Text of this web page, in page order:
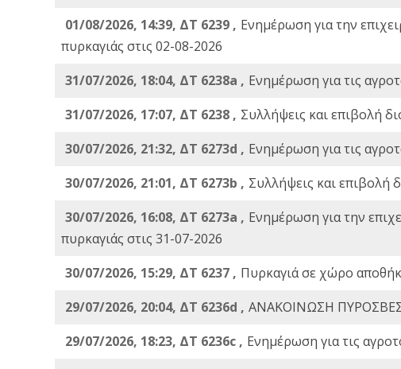
01/08/2026, 14:39, ΔΤ 6239 , Ενημέρωση για την
πυρκαγιάς στις 02-08-2026
31/07/2026, 18:04, ΔΤ 6238a , Ενημέρωση για τις
31/07/2026, 17:07, ΔΤ 6238 , Συλλήψεις και επιβολή
30/07/2026, 21:32, ΔΤ 6273d , Ενημέρωση για τις
30/07/2026, 21:01, ΔΤ 6273b , Συλλήψεις και επιβολή
30/07/2026, 16:08, ΔΤ 6273a , Ενημέρωση για την
πυρκαγιάς στις 31-07-2026
30/07/2026, 15:29, ΔΤ 6237 , Πυρκαγιά σε χώρο
29/07/2026, 20:04, ΔΤ 6236d , ΑΝΑΚΟΙΝΩΣΗ
29/07/2026, 18:23, ΔΤ 6236c , Ενημέρωση για τις